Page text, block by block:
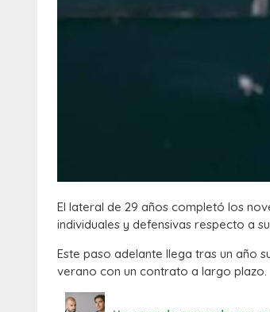
El lateral de 29 años completó los
individuales y defensivas respecto a
Este paso adelante llega tras un año
verano con un contrato a largo plazo.